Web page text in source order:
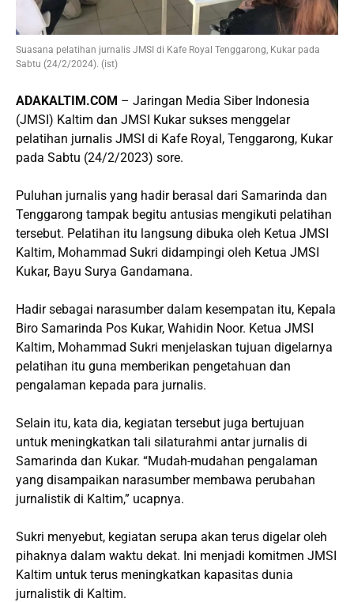
Suasana pelatihan jurnalis JMSI di Kafe Royal Tenggarong, Kukar pada
Sabtu (24/2/2024). (ist)
ADAKALTIM.COM – Jaringan Media Siber Indonesia
(JMSI) Kaltim dan JMSI Kukar sukses menggelar
pelatihan jurnalis JMSI di Kafe Royal, Tenggarong, Kukar
pada Sabtu (24/2/2023) sore.
Puluhan jurnalis yang hadir berasal dari Samarinda dan
Tenggarong tampak begitu antusias mengikuti pelatihan
tersebut. Pelatihan itu langsung dibuka oleh Ketua JMSI
Kaltim, Mohammad Sukri didampingi oleh Ketua JMSI
Kukar, Bayu Surya Gandamana.
Hadir sebagai narasumber dalam kesempatan itu, Kepala
Biro Samarinda Pos Kukar, Wahidin Noor. Ketua JMSI
Kaltim, Mohammad Sukri menjelaskan tujuan digelarnya
pelatihan itu guna memberikan pengetahuan dan
pengalaman kepada para jurnalis.
Selain itu, kata dia, kegiatan tersebut juga bertujuan
untuk meningkatkan tali silaturahmi antar jurnalis di
Samarinda dan Kukar. “Mudah-mudahan pengalaman
yang disampaikan narasumber membawa perubahan
jurnalistik di Kaltim,” ucapnya.
Sukri menyebut, kegiatan serupa akan terus digelar oleh
pihaknya dalam waktu dekat. Ini menjadi komitmen JMSI
Kaltim untuk terus meningkatkan kapasitas dunia
jurnalistik di Kaltim.